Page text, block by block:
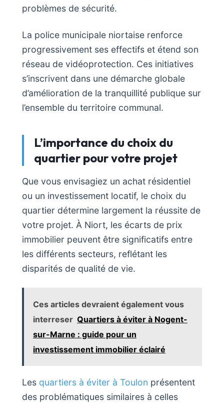
problèmes de sécurité.
La police municipale niortaise renforce
progressivement ses effectifs et étend son
réseau de vidéoprotection. Ces initiatives
s’inscrivent dans une démarche globale
d’amélioration de la tranquillité publique sur
l’ensemble du territoire communal.
L’importance du choix du
quartier pour votre projet
Que vous envisagiez un achat résidentiel
ou un investissement locatif, le choix du
quartier détermine largement la réussite de
votre projet. À Niort, les écarts de prix
immobilier peuvent être significatifs entre
les différents secteurs, reflétant les
disparités de qualité de vie.
Ces articles devraient également vous
interreser Quartiers à éviter à Nogent-
sur-Marne : guide pour un
investissement immobilier éclairé
Les quartiers à éviter à Toulon présentent
des problématiques similaires à celles